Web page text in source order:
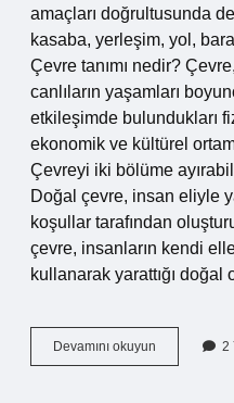
amaçları doğrultusunda
kasaba, yerleşim, yol,
Çevre tanımı nedir?
canlıların yaşamları
etkileşimde bulundukları
ekonomik ve kültürel
Çevreyi iki bölüme
Doğal çevre, insan eliyle
koşullar tarafından
çevre, insanların kendi
kullanarak yarattığı
Devamını okuyun
Nedir
2